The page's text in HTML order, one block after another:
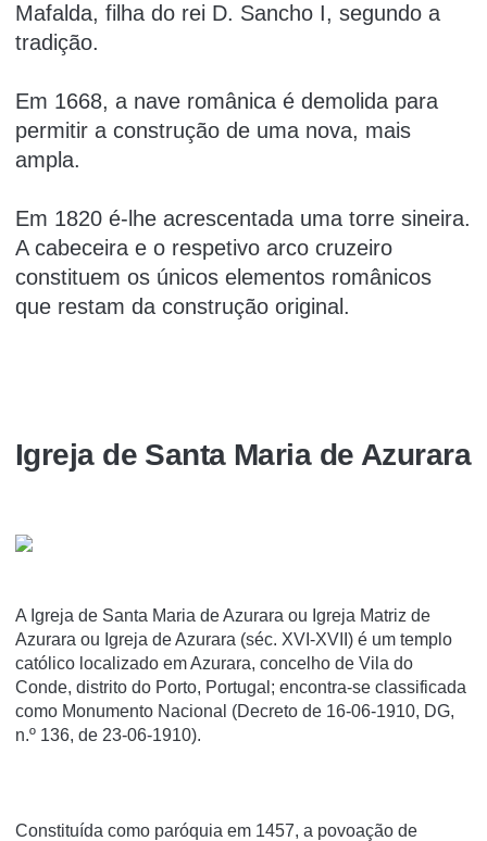
Mafalda, filha do rei D. Sancho I, segundo a
tradição.
Em 1668, a nave românica é demolida para
permitir a construção de uma nova, mais
ampla.
Em 1820 é-lhe acrescentada uma torre sineira.
A cabeceira e o respetivo arco cruzeiro
constituem os únicos elementos românicos
que restam da construção original.
Igreja de Santa Maria de Azurara
A Igreja de Santa Maria de Azurara ou Igreja Matriz de
Azurara ou Igreja de Azurara (séc. XVI-XVII) é um templo
católico localizado em Azurara, concelho de Vila do
Conde, distrito do Porto, Portugal; encontra-se classificada
como Monumento Nacional (Decreto de 16-06-1910, DG,
n.º 136, de 23-06-1910).
Constituída como paróquia em 1457, a povoação de